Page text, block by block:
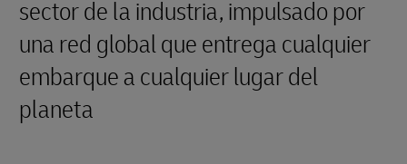
sector de la industria, impulsado por
una red global que entrega cualquier
embarque a cualquier lugar del
planeta